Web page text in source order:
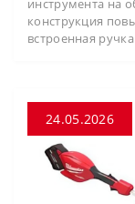
инструмента на
конструкция
встроенная
24.05.2026